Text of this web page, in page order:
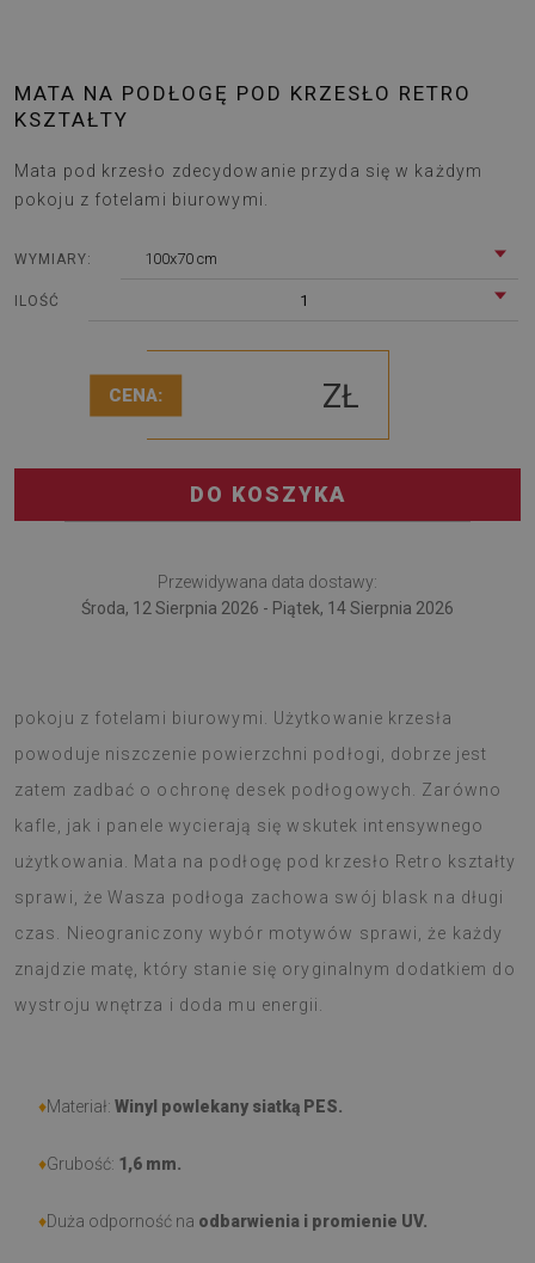
MATA NA PODŁOGĘ POD KRZESŁO RETRO
KSZTAŁTY
Mata pod krzesło zdecydowanie przyda się w każdym
pokoju z fotelami biurowymi.
WYMIARY: 100x70 cm
ILOŚĆ 1
CENA: ZŁ
DO KOSZYKA
Przewidywana data dostawy:
Środa, 12 Sierpnia 2026 - Piątek, 14 Sierpnia 2026
pokoju z fotelami biurowymi. Użytkowanie krzesła
powoduje niszczenie powierzchni podłogi, dobrze jest
zatem zadbać o ochronę desek podłogowych. Zarówno
kafle, jak i panele wycierają się wskutek intensywnego
użytkowania. Mata na podłogę pod krzesło Retro kształty
sprawi, że Wasza podłoga zachowa swój blask na długi
czas. Nieograniczony wybór motywów sprawi, że każdy
znajdzie matę, który stanie się oryginalnym dodatkiem do
wystroju wnętrza i doda mu energii.
♦Materiał: Winyl powlekany siatką PES.
♦Grubość: 1,6 mm.
♦Duża odporność na odbarwienia i promienie UV.